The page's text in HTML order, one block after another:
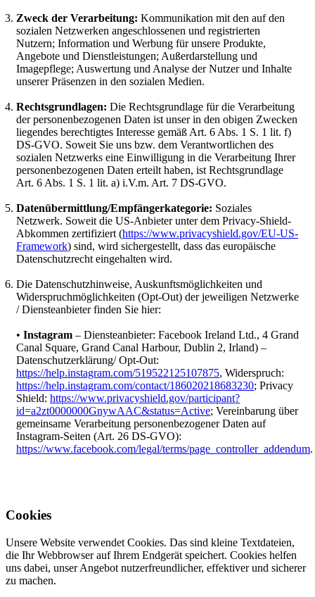
Zweck der Verarbeitung: Kommunikation mit den auf den
sozialen Netzwerken angeschlossenen und registrierten
Nutzern; Information und Werbung für unsere Produkte,
Angebote und Dienstleistungen; Außerdarstellung und
Imagepflege; Auswertung und Analyse der Nutzer und Inhalte
unserer Präsenzen in den sozialen Medien.
Rechtsgrundlagen: Die Rechtsgrundlage für die Verarbeitung
der personenbezogenen Daten ist unser in den obigen Zwecken
liegendes berechtigtes Interesse gemäß Art. 6 Abs. 1 S. 1 lit. f)
DS-GVO. Soweit Sie uns bzw. dem Verantwortlichen des
sozialen Netzwerks eine Einwilligung in die Verarbeitung Ihrer
personenbezogenen Daten erteilt haben, ist Rechtsgrundlage
Art. 6 Abs. 1 S. 1 lit. a) i.V.m. Art. 7 DS-GVO.
Datenübermittlung/Empfängerkategorie: Soziales
Netzwerk. Soweit die US-Anbieter unter dem Privacy-Shield-
Abkommen zertifiziert (https://www.privacyshield.gov/EU-US-
Framework) sind, wird sichergestellt, dass das europäische
Datenschutzrecht eingehalten wird.
Die Datenschutzhinweise, Auskunftsmöglichkeiten und
Widerspruchmöglichkeiten (Opt-Out) der jeweiligen Netzwerke
/ Diensteanbieter finden Sie hier:
• Instagram – Diensteanbieter: Facebook Ireland Ltd., 4 Grand
Canal Square, Grand Canal Harbour, Dublin 2, Irland) –
Datenschutzerklärung/ Opt-Out:
https://help.instagram.com/519522125107875, Widerspruch:
https://help.instagram.com/contact/186020218683230; Privacy
Shield: https://www.privacyshield.gov/participant?
id=a2zt0000000GnywAAC&status=Active; Vereinbarung über
gemeinsame Verarbeitung personenbezogener Daten auf
Instagram-Seiten (Art. 26 DS-GVO):
https://www.facebook.com/legal/terms/page_controller_addendum.
Cookies
Unsere Website verwendet Cookies. Das sind kleine Textdateien,
die Ihr Webbrowser auf Ihrem Endgerät speichert. Cookies helfen
uns dabei, unser Angebot nutzerfreundlicher, effektiver und sicherer
zu machen.